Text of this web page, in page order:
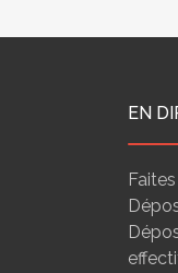
EN